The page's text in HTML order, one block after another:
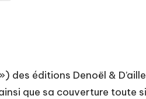
des éditions Denoël &
que sa couverture toute